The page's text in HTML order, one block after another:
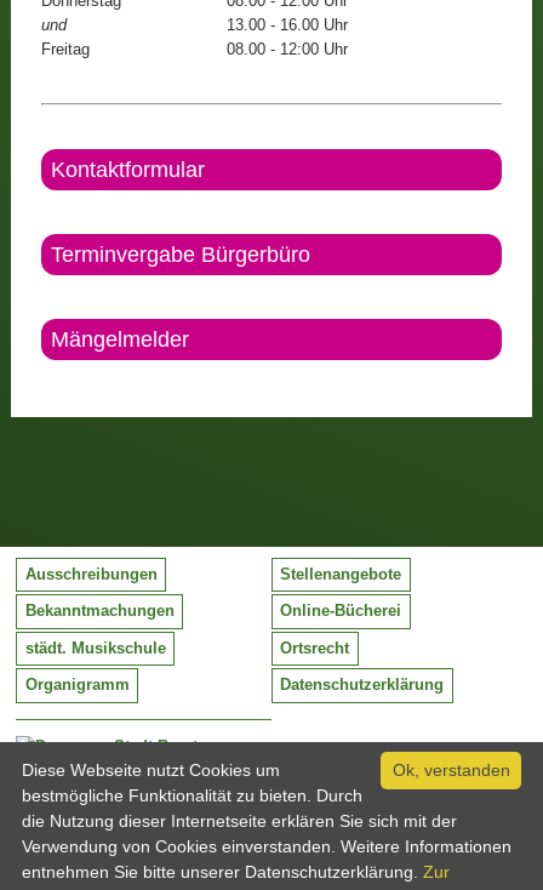
und
13.00 - 16.00 Uhr
Freitag
08.00 - 12:00 Uhr
Kontaktformular
Terminvergabe Bürgerbüro
Mängelmelder
Stadt Barntrup
Mittelstraße 38
32683 Barntrup
Tel:
Email:
05263 / 409-0
info@barntrup.de
Ausschreibungen Stellenangebote
Bekanntmachungen Online-Bücherei
städt. Musikschule Ortsrecht
Organigramm Datenschutzerklärung
Ok, verstanden
Diese Webseite nutzt Cookies um
bestmögliche Funktionalität zu bieten. Durch
die Nutzung dieser Internetseite erklären Sie sich mit der
Verwendung von Cookies einverstanden. Weitere Informationen
entnehmen Sie bitte unserer Datenschutzerklärung. Zur